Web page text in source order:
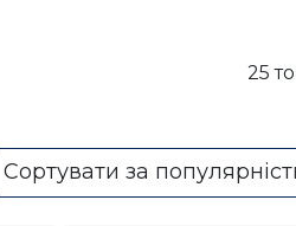
25
Сортувати за